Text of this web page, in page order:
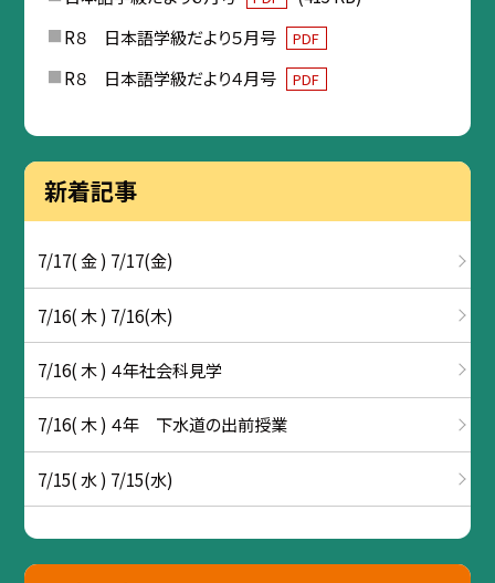
R８ 日本語学級だより５月号
PDF
R８ 日本語学級だより４月号 PDF
新着記事
7/17( 金 ) 7/17(金)
7/16( 木 ) 7/16(木)
7/16( 木 ) ４年社会科見学
7/16( 木 ) ４年 下水道の出前授業
7/15( 水 ) 7/15(水)